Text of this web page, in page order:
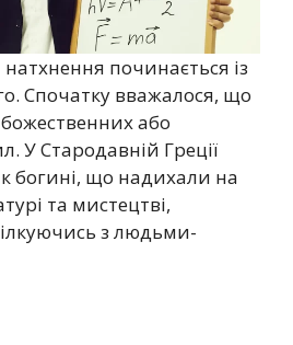
натхнення починається із
Спочатку вважалося, що
або
У Стародавній Греції
богині, що надихали на
та мистецтві,
з людьми-